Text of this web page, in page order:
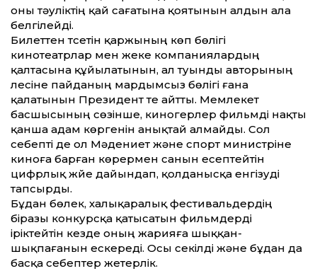
оны тәуліктің қай сағатына қоятынын алдын ала
белгілейді.
Билет­тен түсетін қаржының көп бөлігі
кинотеатрлар мен жеке компаниялардың
қалтасына құйылатынын, ал туынды авторының
үлесіне пайданың мардымсыз бөлігі ғана
қалатынын Президент те айт­ты. Мемлекет
басшысының сөзінше, киногерлер фильмді нақты
қанша адам көргенін анықтай алмайды. Сол
себепті де ол Мәдениет және спорт министріне
киноға барған көрермен санын есептейтін
цифрлық жүйе дайындап, қолданысқа енгізуді
тапсырды.
Бұдан бөлек, халықаралық фестиваль­дердің
біразы конкурсқа қатысатын фильмдерді
іріктейтін кезде оның жарияға шыққан-
шықпағанын ескереді. Осы секілді және бұдан да
басқа себептер жетерлік.